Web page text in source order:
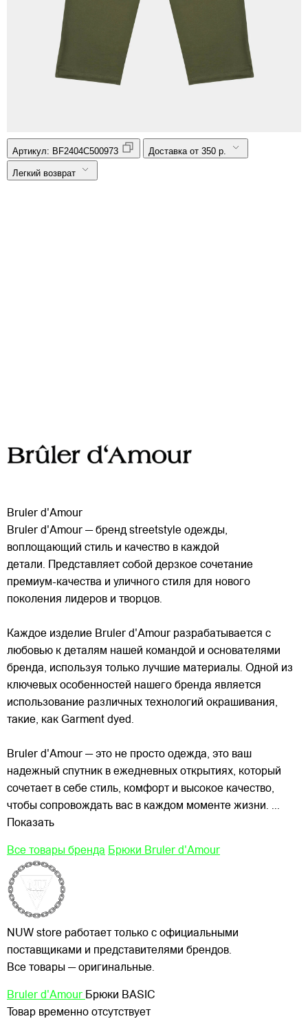
Артикул: BF2404C500973 Доставка от 350 р.
Легкий возврат
Bruler d'Amour
Bruler d'Amour — бренд streetstyle одежды,
воплощающий стиль и качество в каждой
детали. Представляет собой дерзкое сочетание
премиум-качества и уличного стиля для нового
поколения лидеров и творцов.
Каждое изделие Bruler d'Amour разрабатывается с
любовью к деталям нашей командой и основателями
бренда, используя только лучшие материалы. Одной из
ключевых особенностей нашего бренда является
использование различных технологий окрашивания,
такие, как Garment dyed.
Bruler d'Amour — это не просто одежда, это ваш
надежный спутник в ежедневных открытиях, который
сочетает в себе стиль, комфорт и высокое качество,
чтобы сопровождать вас в каждом моменте жизни. ...
Показать
Все товары бренда Брюки Bruler d'Amour
NUW store работает только с официальными
поставщиками и представителями брендов.
Все товары — оригинальные.
Bruler d'Amour Брюки BASIC
Товар временно отсутствует